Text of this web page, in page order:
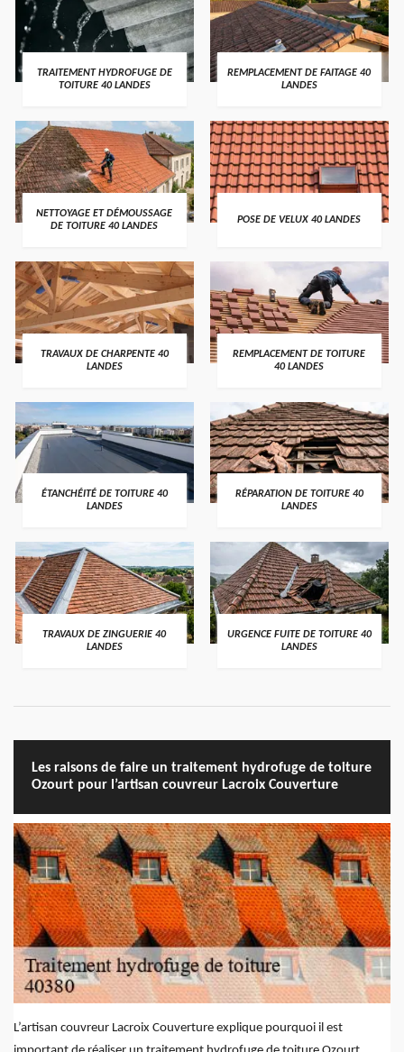
TRAITEMENT HYDROFUGE DE
TOITURE 40 LANDES
REMPLACEMENT DE FAITAGE 40
LANDES
NETTOYAGE ET DÉMOUSSAGE
DE TOITURE 40 LANDES
POSE DE VELUX 40 LANDES
TRAVAUX DE CHARPENTE 40
LANDES
REMPLACEMENT DE TOITURE
40 LANDES
ÉTANCHÉITÉ DE TOITURE 40
LANDES
RÉPARATION DE TOITURE 40
LANDES
TRAVAUX DE ZINGUERIE 40
LANDES
URGENCE FUITE DE TOITURE 40
LANDES
Les raisons de faire un traitement hydrofuge de toiture
Ozourt pour l’artisan couvreur Lacroix Couverture
L’artisan couvreur Lacroix Couverture explique pourquoi il est